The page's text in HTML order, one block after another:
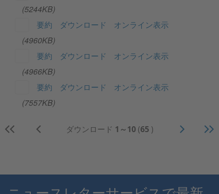
(5244KB)
要約
ダウンロード
オンライン表示
(4960KB)
要約
ダウンロード
オンライン表示
(4966KB)
要約
ダウンロード
オンライン表示
(7557KB)
ダウンロード 1～10(65 )